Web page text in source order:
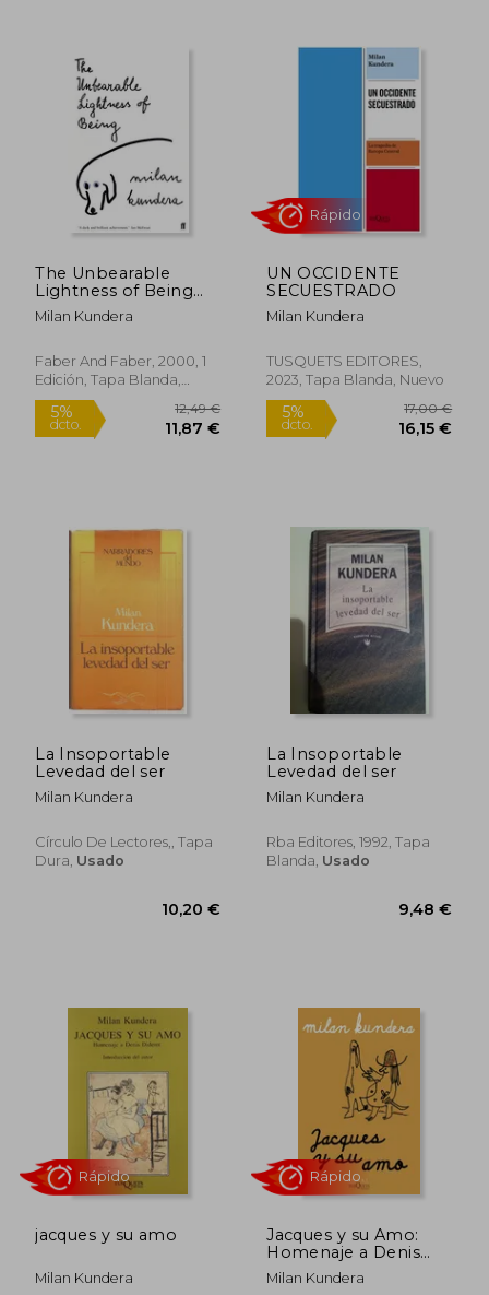
5%
The Unbearable
Lightness of Being
(en Inglés)
Milan Kundera
Faber And Faber, 2000, 1
Edición, Tapa Blanda,
Nuevo
5%
dcto. 11,87 €
UN OCCIDENTE
SECUESTRADO
Milan Kundera
TUSQUETS EDITORES,
2023, Tapa Blanda, Nuevo
5%
dcto.
La Insoportable
Levedad del ser
Milan Kundera
Círculo De Lectores,, Tapa
Dura, Usado
La Insoportable
Levedad del ser
Milan Kundera
Rba Editores, 1992, Tapa
Blanda, Usado
jacques y su amo
Milan Kundera
Jacques y su Amo:
Homenaje a Denis
Diderot
Milan Kundera